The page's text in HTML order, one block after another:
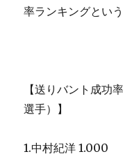
率ランキングとい
【送りバント成功
選手）】
1.中村紀洋 1.000